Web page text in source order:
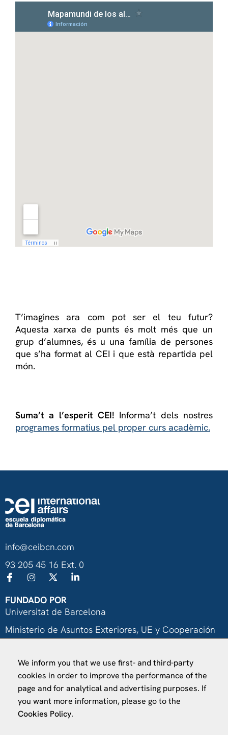
T’imagines ara com pot ser el teu futur?
Aquesta xarxa de punts és molt més que un
grup d’alumnes, és u una família de persones
que s’ha format al CEI i que està repartida pel
món.
Suma’t a l’esperit CEI! Informa’t dels nostres
programes formatius pel proper curs acadèmic.
info@ceibcn.com
93 205 45 16 Ext. 0
FUNDADO POR
Universitat de Barcelona
Ministerio de Asuntos Exteriores, UE y Cooperación
We inform you that we use first- and third-party
cookies in order to improve the performance of the
page and for analytical and advertising purposes. If
you want more information, please go to the
Cookies Policy.